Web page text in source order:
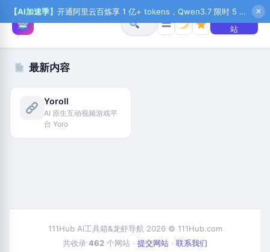
【AI加速季】 开通阿里云百炼享 1 亿+ tokens，Qwen3.7 限时 5 折起，秒悟新注送 1 万积分，加入 OPC 赢百万助力金，QoderWork CN 首月 0 元 ✕
☰
+ 提交网
站
最新内容
Yoroll
AI 原生互动视频游戏平
台 Yoro
111Hub Ai工具箱&龙虾导航 2026 © 111Hub.com
共收录 462 个网站 · 提交网站 · 联系我们